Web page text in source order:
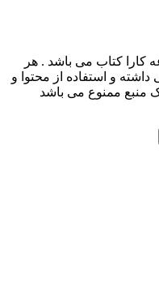
کارا کتاب می باشد . هر
داشته و استفاده از محتوا و
منبع ممنوع می باشد